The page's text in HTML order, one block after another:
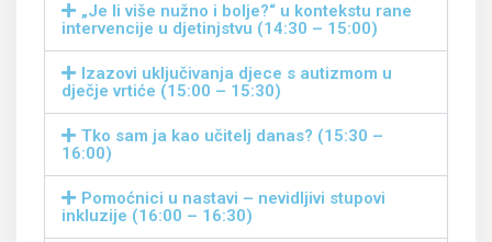
„Je li više nužno i bolje?“ u kontekstu rane
intervencije u djetinjstvu (14:30 – 15:00)
Izazovi uključivanja djece s autizmom u
dječje vrtiće (15:00 – 15:30)
Tko sam ja kao učitelj danas? (15:30 –
16:00)
Pomoćnici u nastavi – nevidljivi stupovi
inkluzije (16:00 – 16:30)